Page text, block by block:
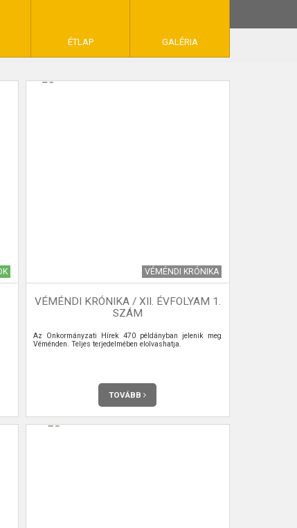
ÉTLAP GALÉRIA
VÉMÉNDI KRÓNIKA
VÉMÉNDI KRÓNIKA / XII. ÉVFOLYAM 1.
SZÁM
Az Önkormányzati Hírek 470 példányban jelenik meg
Véménden. Teljes terjedelmében elolvashatja.
TOVÁBB